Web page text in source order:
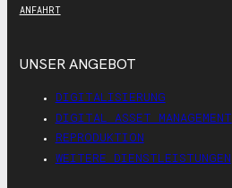
ANFAHRT
UNSER ANGEBOT
DIGITALISIERUNG
DIGITAL ASSET MANAGEMENT
REPRODUKTION
WEITERE DIENSTLEISTUNGEN